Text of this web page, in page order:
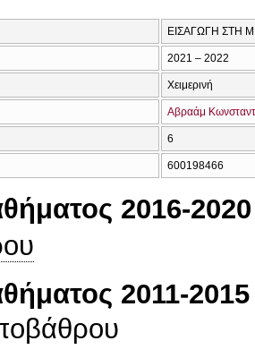
ΕΙΣΑΓΩΓΗ ΣΤΗ
2021 – 2022
Χειμερινή
Αβραάμ
6
600198466
2016-2020
2011-2015